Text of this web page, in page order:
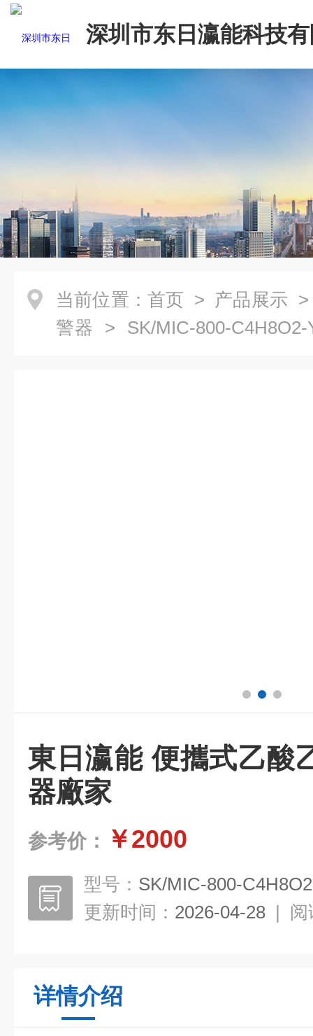
深圳市东日瀛能科技
当前位置： 首页 > 产品展示
警器 > SK/MIC-800-
東日瀛能 便攜式乙酸
器廠家
参考价： ￥2000
型号： SK/MIC-800-
更新时间： 2026-04-28 | 阅
详情介绍